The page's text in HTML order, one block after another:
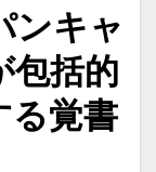
ンキャ
包括的
る覚書